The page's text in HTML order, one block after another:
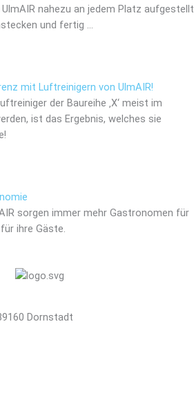
nahezu an jedem Platz aufgestellt
und fertig ...
mit Luftreinigern von UlmAIR!
der Baureihe ‚X‘ meist im
ist das Ergebnis, welches sie
sorgen immer mehr Gastronomen für
ihre Gäste.
Dornstadt